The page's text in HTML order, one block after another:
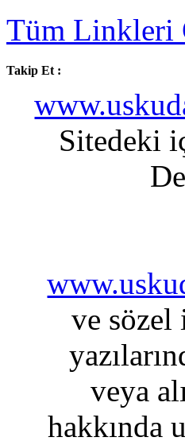
Tüm Linkleri
Takip Et :
Sitedeki
ve sözel
veya
hakkında